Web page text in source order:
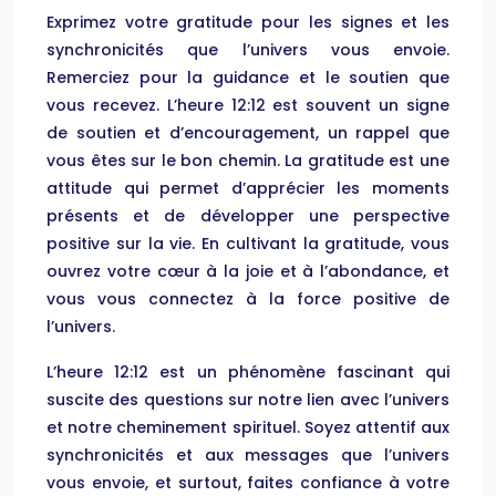
Exprimez votre gratitude pour les signes et les
synchronicités que l’univers vous envoie.
Remerciez pour la guidance et le soutien que
vous recevez. L’heure 12:12 est souvent un signe
de soutien et d’encouragement, un rappel que
vous êtes sur le bon chemin. La gratitude est une
attitude qui permet d’apprécier les moments
présents et de développer une perspective
positive sur la vie. En cultivant la gratitude, vous
ouvrez votre cœur à la joie et à l’abondance, et
vous vous connectez à la force positive de
l’univers.
L’heure 12:12 est un phénomène fascinant qui
suscite des questions sur notre lien avec l’univers
et notre cheminement spirituel. Soyez attentif aux
synchronicités et aux messages que l’univers
vous envoie, et surtout, faites confiance à votre